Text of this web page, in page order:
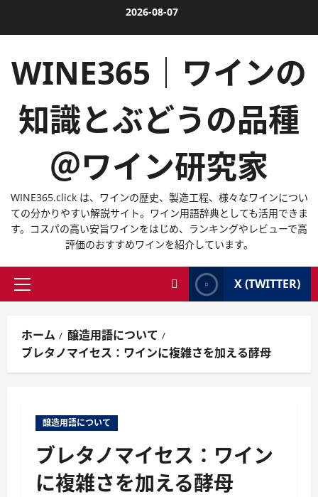
2026-08-07
WINE365｜ワインの
知識とぶどうの品種
＠ワイン研究家
WINE365.click は、ワインの歴史、製造工程、様々なワインについ
ての分かりやすい解説サイト。ワイン用語辞典としても活用できま
す。コスパの高い安旨ワインをはじめ、ランキングやレビューで高
評価のおすすめワインを紹介しています。
メ
メ
ニ
ュ
X (TWITTER)
ホーム
醸造用語について
ブレタノマイセス：ワインに複雑さを加える酵母
醸造用語について
ブレタノマイセス：ワイン
に複雑さを加える酵母